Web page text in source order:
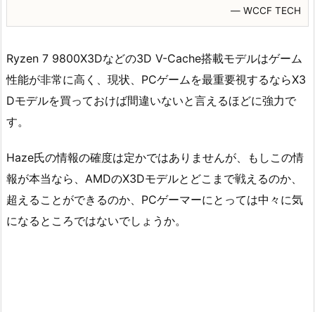
― WCCF TECH
Ryzen 7 9800X3Dなどの3D V-Cache搭載モデルはゲーム
性能が非常に高く、現状、PCゲームを最重要視するならX3
Dモデルを買っておけば間違いないと言えるほどに強力で
す。
Haze氏の情報の確度は定かではありませんが、もしこの情
報が本当なら、AMDのX3Dモデルとどこまで戦えるのか、
超えることができるのか、PCゲーマーにとっては中々に気
になるところではないでしょうか。